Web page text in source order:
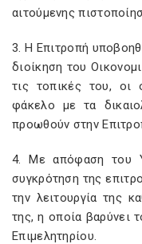
αιτούμενης
3. Η Επιτροπή
διοίκηση του
τις τοπικές του, οι
φάκελο με τα
προωθούν στην
4. Με απόφαση του
συγκρότηση της
την λειτουργία της
της, η οποία βαρύνει
Επιμελητηρίου.